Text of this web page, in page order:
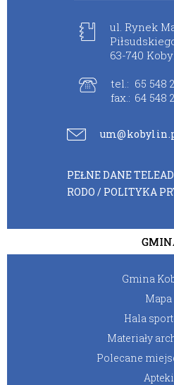
ul. Rynek
63-740
tel.: 65 548
fax.: 64 548
PEŁNE DANE
RODO / POLITYKA
Gmina
Mapa
Hala
Materiały
Polecane
Apteki